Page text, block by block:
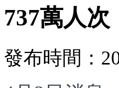
737萬人次
發布時間：